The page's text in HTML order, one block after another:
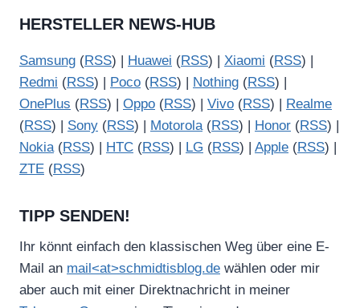
HERSTELLER NEWS-HUB
Samsung (RSS) | Huawei (RSS) | Xiaomi (RSS) |
Redmi (RSS) | Poco (RSS) | Nothing (RSS) |
OnePlus (RSS) | Oppo (RSS) | Vivo (RSS) |
Realme
(RSS) | Sony (RSS) | Motorola(RSS) | Honor (RSS) |
Nokia(RSS) | HTC (RSS) | LG (RSS) | Apple (RSS) |
ZTE (RSS)
TIPP SENDEN!
Ihr könnt einfach den klassischen Weg über eine E-
Mail an mail<at>schmidtisblog.de wählen oder mir
aber auch mit einer Direktnachricht in meiner